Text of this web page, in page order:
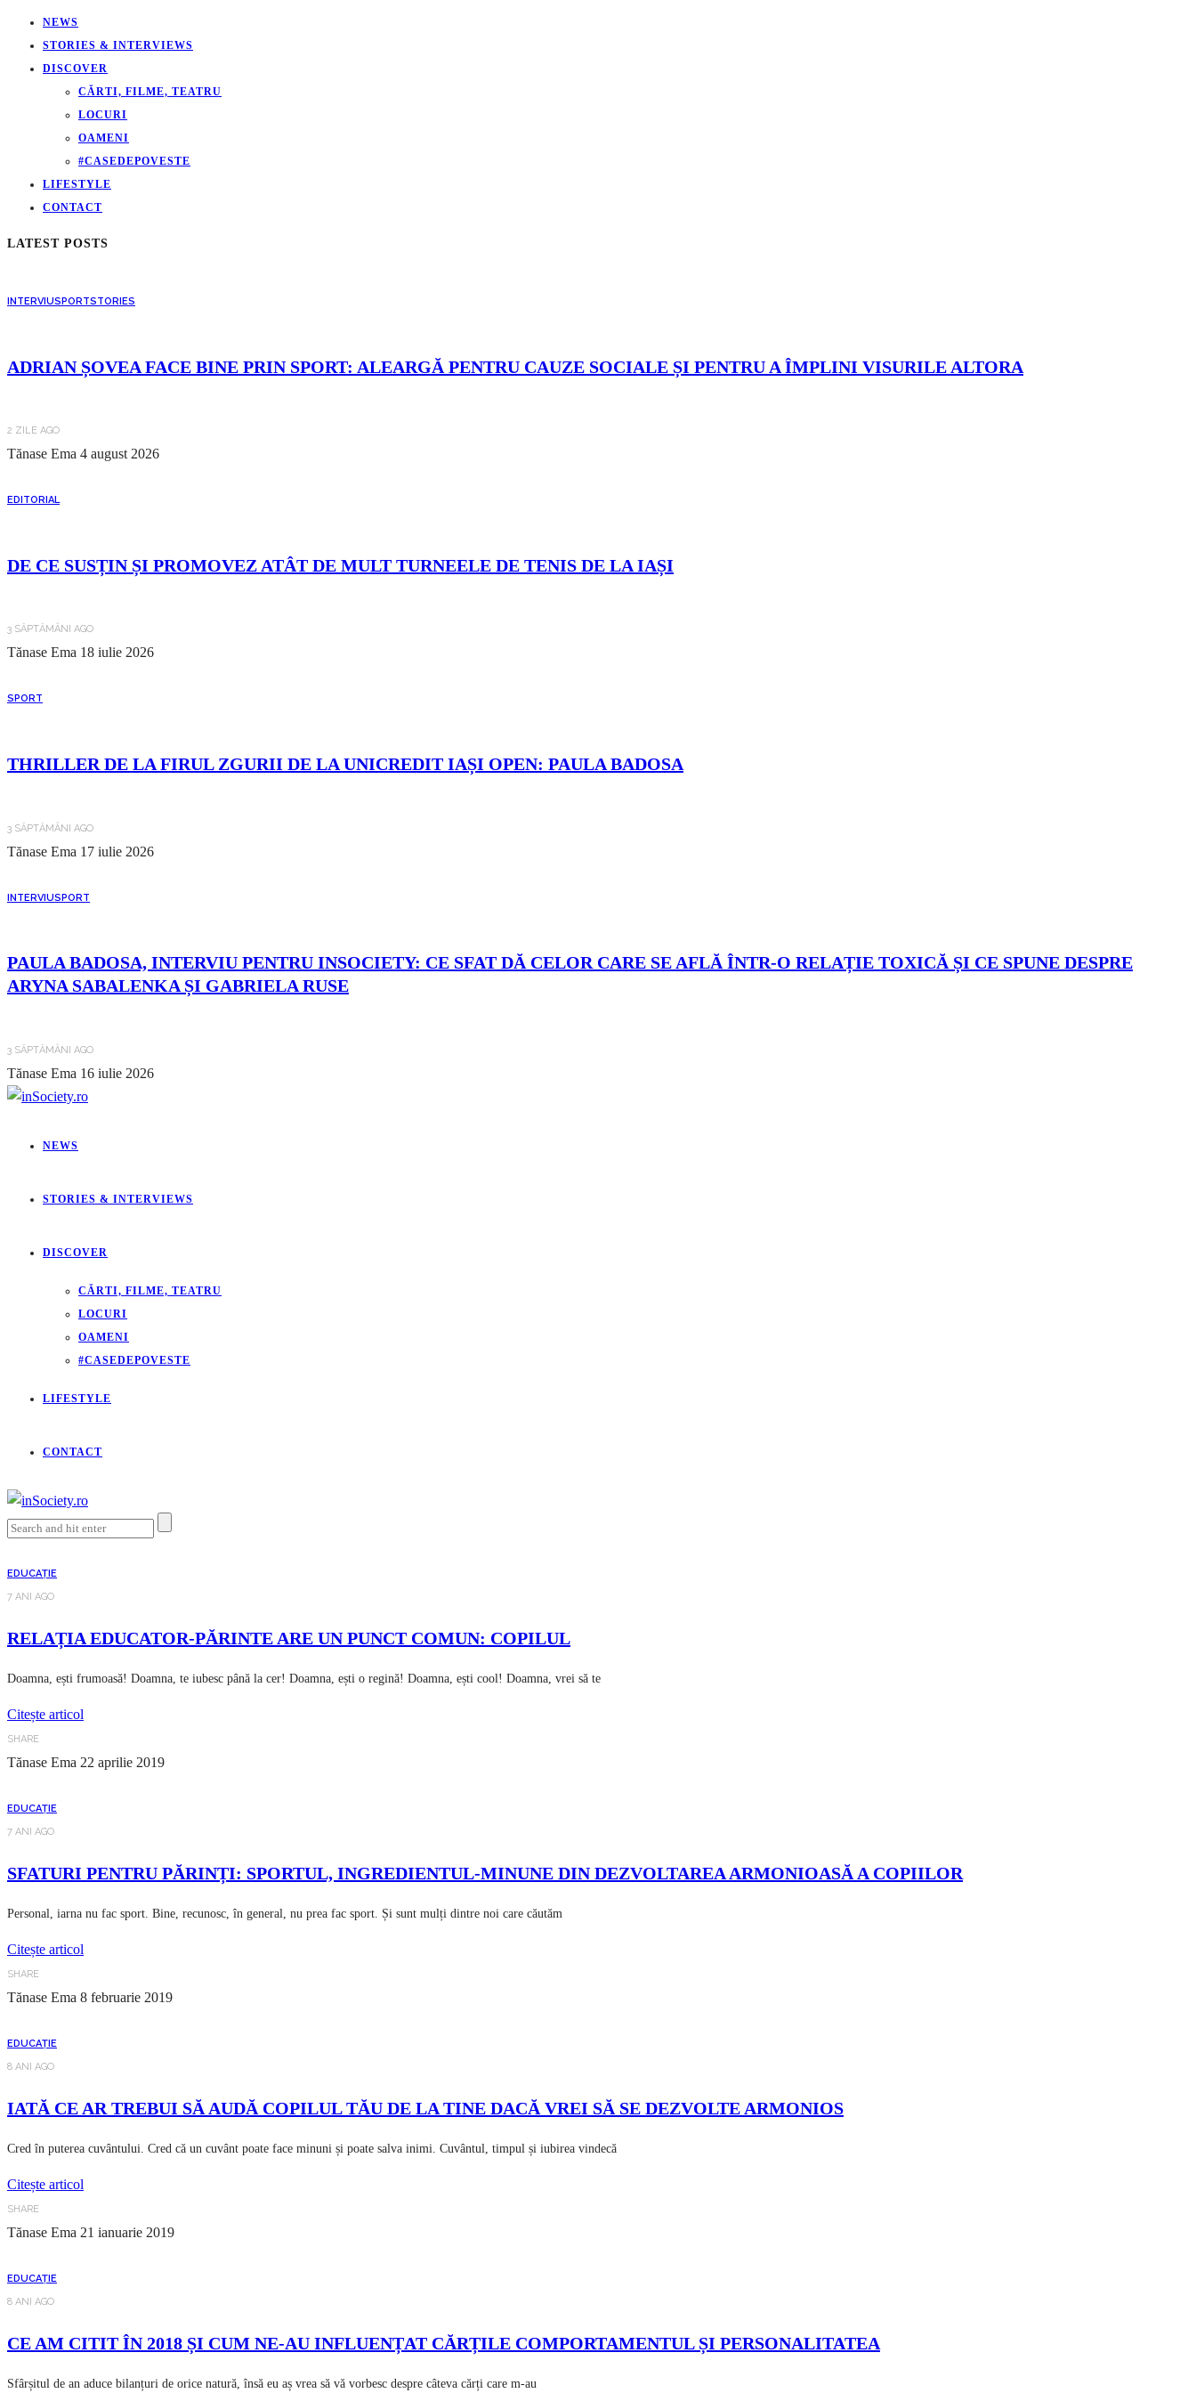
NEWS
STORIES & INTERVIEWS
DISCOVER
CĂRTI, FILME, TEATRU
LOCURI
OAMENI
#CASEDEPOVESTE
LIFESTYLE
CONTACT
LATEST POSTS
INTERVIUSPORTSTORIES
ADRIAN ȘOVEA FACE BINE PRIN SPORT: ALEARGĂ PENTRU CAUZE SOCIALE ȘI PENTRU A ÎMPLINI VISURILE ALTORA
2 ZILE AGO
Tănase Ema 4 august 2026
EDITORIAL
DE CE SUSȚIN ȘI PROMOVEZ ATÂT DE MULT TURNEELE DE TENIS DE LA IAȘI
3 SĂPTĂMÂNI AGO
Tănase Ema 18 iulie 2026
SPORT
THRILLER DE LA FIRUL ZGURII DE LA UNICREDIT IAȘI OPEN: PAULA BADOSA
3 SĂPTĂMÂNI AGO
Tănase Ema 17 iulie 2026
INTERVIUSPORT
PAULA BADOSA, INTERVIU PENTRU INSOCIETY: CE SFAT DĂ CELOR CARE SE AFLĂ ÎNTR-O RELAȚIE TOXICĂ ȘI CE SPUNE DESPRE
ARYNA SABALENKA ȘI GABRIELA RUSE
3 SĂPTĂMÂNI AGO
Tănase Ema 16 iulie 2026
NEWS
STORIES & INTERVIEWS
DISCOVER
CĂRTI, FILME, TEATRU
LOCURI
OAMENI
#CASEDEPOVESTE
LIFESTYLE
CONTACT
EDUCAȚIE
7 ANI AGO
RELAȚIA EDUCATOR-PĂRINTE ARE UN PUNCT COMUN: COPILUL
Doamna, ești frumoasă! Doamna, te iubesc până la cer! Doamna, ești o regină! Doamna, ești cool! Doamna, vrei să te
Citește articol
SHARE
Tănase Ema 22 aprilie 2019
EDUCAȚIE
7 ANI AGO
SFATURI PENTRU PĂRINȚI: SPORTUL, INGREDIENTUL-MINUNE DIN DEZVOLTAREA ARMONIOASĂ A COPIILOR
Personal, iarna nu fac sport. Bine, recunosc, în general, nu prea fac sport. Și sunt mulți dintre noi care căutăm
Citește articol
SHARE
Tănase Ema 8 februarie 2019
EDUCAȚIE
8 ANI AGO
IATĂ CE AR TREBUI SĂ AUDĂ COPILUL TĂU DE LA TINE DACĂ VREI SĂ SE DEZVOLTE ARMONIOS
Cred în puterea cuvântului. Cred că un cuvânt poate face minuni și poate salva inimi. Cuvântul, timpul și iubirea vindecă
Citește articol
SHARE
Tănase Ema 21 ianuarie 2019
EDUCAȚIE
8 ANI AGO
CE AM CITIT ÎN 2018 ȘI CUM NE-AU INFLUENȚAT CĂRȚILE COMPORTAMENTUL ȘI PERSONALITATEA
Sfârșitul de an aduce bilanțuri de orice natură, însă eu aș vrea să vă vorbesc despre câteva cărți care m-au